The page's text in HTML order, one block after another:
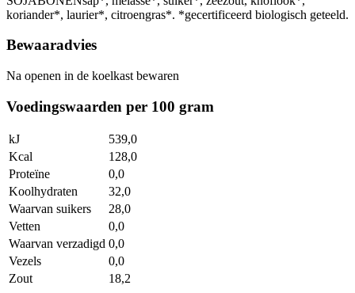
koriander*, laurier*, citroengras*. *gecertificeerd biologisch geteeld.
Bewaaradvies
Na openen in de koelkast bewaren
Voedingswaarden per 100 gram
kJ
539,0
Kcal
128,0
Proteïne
0,0
Koolhydraten
32,0
Waarvan suikers
28,0
Vetten
0,0
Waarvan verzadigd 0,0
Vezels
0,0
Zout
18,2